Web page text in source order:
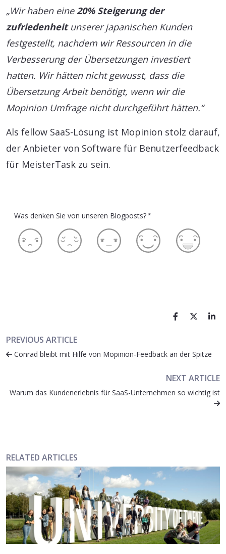
„Wir haben eine20% Steigerung der
zufriedenheitunserer japanischen Kunden
festgestellt, nachdem wir Ressourcen in die
Verbesserung der Übersetzungen investiert
hatten. Wir hätten nicht gewusst, dass die
Übersetzung Arbeit benötigt, wenn wir die
Mopinion Umfrage nicht durchgeführt hätten.“
Als fellow SaaS-Lösung ist Mopinion stolz darauf,
der Anbieter von Software für Benutzerfeedback
für MeisterTask zu sein.
Was denken Sie von unseren Blogposts? *
PREVIOUS ARTICLE
Conrad bleibt mit Hilfe von Mopinion-Feedback an der Spitze
NEXT ARTICLE
Warum das Kundenerlebnis für SaaS-Unternehmen so wichtig ist
RELATED ARTICLES